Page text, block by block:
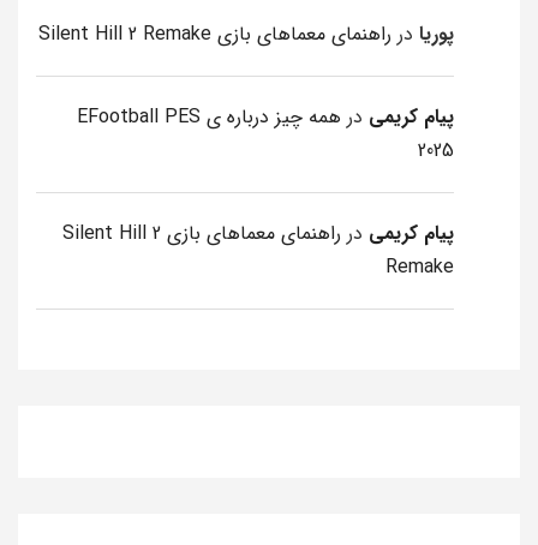
پوریا در راهنمای معماهای بازی Silent Hill 2 Remake
پیام کریمی در
همه چیز درباره ی EFootball PES
2025
پیام کریمی در
راهنمای معماهای بازی Silent Hill 2
Remake